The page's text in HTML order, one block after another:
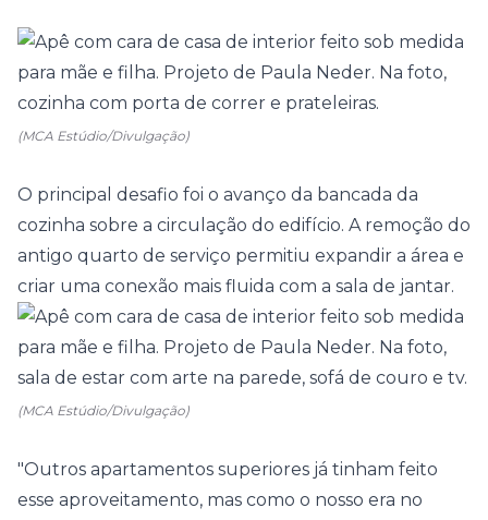
(MCA Estúdio/Divulgação)
O principal desafio foi o avanço da bancada da
cozinha sobre a circulação do edifício. A remoção do
antigo quarto de serviço permitiu expandir a área e
criar uma conexão mais fluida com a sala de jantar.
(MCA Estúdio/Divulgação)
"Outros apartamentos superiores já tinham feito
esse aproveitamento, mas como o nosso era no